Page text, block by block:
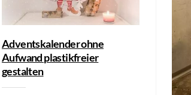
Adventskalender ohne
Aufwand plastikfreier
gestalten